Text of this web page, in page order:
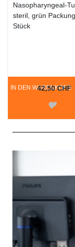
Nasopharyngeal-
steril, grün
Stück
IN DEN WARENKORB
42,50 CHF